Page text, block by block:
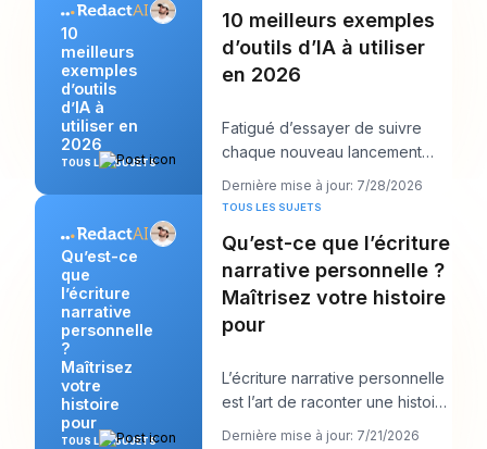
10
meilleurs
exemples
d’outils
d’IA à
utiliser en
2026
TOUS LES SUJETS
10 meilleurs exemples
d’outils d’IA à utiliser
en 2026
Fatigué d’essayer de suivre
chaque nouveau lancement
d’IA tout en devant encore
publier quelque chos
Dernière mise à jour: 7/28/2026
Qu’est-ce
que
l’écriture
narrative
personnelle
?
Maîtrisez
votre
histoire
pour
TOUS LES SUJETS
TOUS LES SUJETS
Qu’est-ce que l’écriture
narrative personnelle ?
Maîtrisez votre histoire
pour
L’écriture narrative personnelle
est l’art de raconter une histoire
vraie de votre propre vie afin d
Dernière mise à jour: 7/21/2026